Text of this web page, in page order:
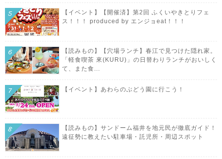
【イベント】【開催済】第2回 ふくいやきとりフェ
ス！！！ produced by エンジョeat！！！
【読みもの】【穴場ランチ】春江で見つけた隠れ家。
「軽食喫茶 來(KURU)」の日替わりランチがおいしく
て、また食...
【イベント】あわらのぶどう園に行こう！
【読みもの】サンドーム福井を地元民が徹底ガイド！
遠征勢に教えたい駐車場・託児所・周辺スポット